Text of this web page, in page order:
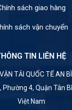
sách giao hàng
sách vận chuyển
TIN LIÊN HỆ
TẢI QUỐC TẾ AN
4, Quận Tân
Việt Nam